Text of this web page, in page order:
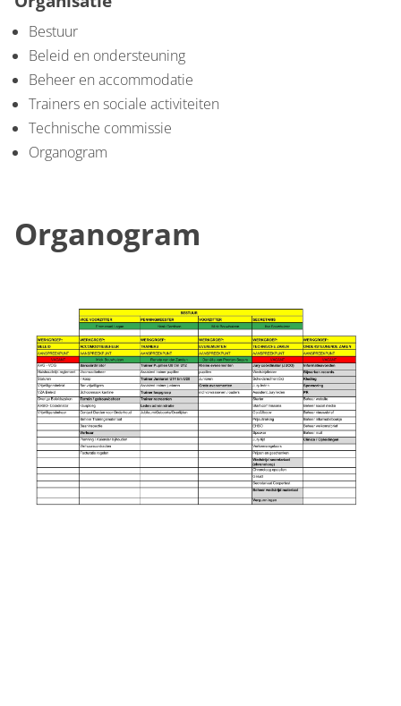
Bestuur
Beleid en ondersteuning
Beheer en accommodatie
Trainers en sociale activiteiten
Technische commissie
Organogram
Organogram